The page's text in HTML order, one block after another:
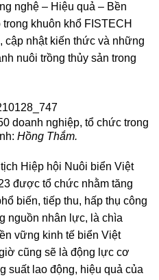
nghệ – Hiệu quả – Bền
khuôn khổ FISTECH
cập nhật kiến thức và những
nuôi trồng thủy sản trong
doanh nghiệp, tổ chức trong
Hồng Thắm.
Hiệp hội Nuôi biển Việt
được tổ chức nhằm tăng
biến, tiếp thu, hấp thụ công
nguồn nhân lực, là chìa
vững kinh tế biển Việt
cũng sẽ là động lực cơ
suất lao động, hiệu quả của